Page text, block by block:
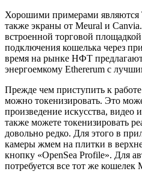
Хорошими примерами являются
также экраны от Meural и
встроенной торговой
подключения кошелька через
время на рынке НФТ
энергоемкому Ethererum с
Прежде чем приступить к
можно токенизировать. Это
произведение искусства, видео
также можете токенизировать
довольно редко. Для этого в
камеры жмем на плитки в
кнопку «OpenSea Profile». Для
потребуется все тот же кошелек